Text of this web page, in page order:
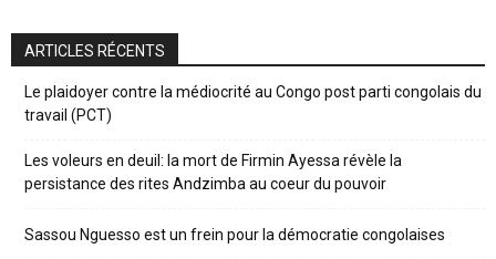
ARTICLES RÉCENTS
Le plaidoyer contre la médiocrité au Congo post parti congolais du
travail (PCT)
Les voleurs en deuil: la mort de Firmin Ayessa révèle la
persistance des rites Andzimba au coeur du pouvoir
Sassou Nguesso est un frein pour la démocratie congolaises